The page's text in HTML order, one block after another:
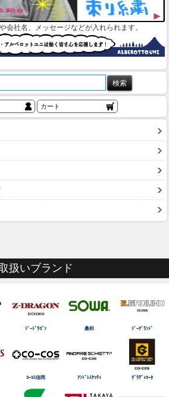
会社名、メッセージなどが入れられます。
カート
扱いブランド
ｼﾞｰﾄﾞﾗｺﾞﾝ 桑和 ｼﾞｰｸﾞﾗﾝﾄﾞ
ｺｰｺｽ信岡 ｱﾝﾄﾞﾚｽｹｯﾃｨ ｸﾞﾗﾃﾞｨｴｰﾀ